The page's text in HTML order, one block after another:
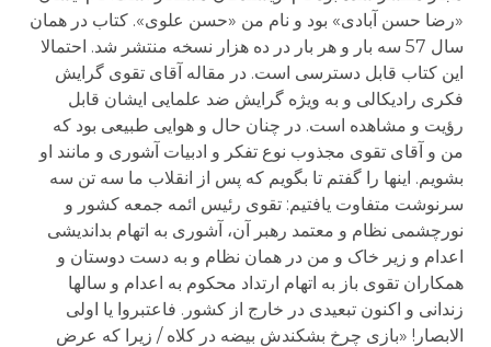
«رضا حسن آبادی» بود و نام من «حسن علوی». کتاب در همان
سال 57 سه بار و هر بار در ده هزار نسخه منتشر شد. احتمالا
این کتاب قابل دسترسی است. در مقاله آقای تقوی گرایش
فکری رادیکالی و به ویژه گرایش ضد علمایی ایشان قابل
رؤیت و مشاهده است. در چنان حال و هوایی طبیعی بود که
من و آقای تقوی مجذوب نوع تفکر و ادبیات آشوری و مانند او
بشویم. اینها را گفتم تا بگویم که پس از انقلاب ما سه تن سه
سرنوشت متفاوت یافتیم: تقوی رئیس ائمه جمعه کشور و
نورچشمی نظام و معتمد رهبر آن، آشوری به اتهام بداندیشی
اعدام و زیر خاک و من در همان نظام و به دست دوستان و
همکاران تقوی باز به اتهام ارتداد محکوم به اعدام و سالها
زندانی و اکنون تبعیدی در خارج از کشور. فاعتبروا یا اولی
الابصار! «بازی چرخ بشکندش بیضه در کلاه / زیرا که عرض